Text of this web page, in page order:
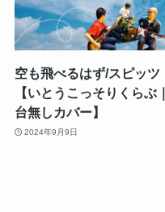
空も飛べるはず/スピッツ
【いとうこっそりくらぶ｜
台無しカバー】
2024年9月9日